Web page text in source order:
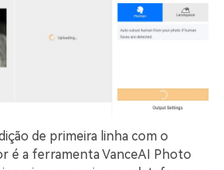
de primeira linha com o
é a ferramenta VanceAI Photo